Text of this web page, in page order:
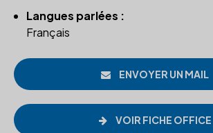
Langues parlées :
Français
ENVOYER UN MAIL
VOIR FICHE OFFICE